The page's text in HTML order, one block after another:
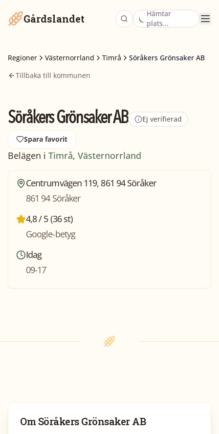
Gårdslandet
Hämtar
plats...
Regioner Västernorrland Timrå
Söråkers Grönsaker AB
Tillbaka till kommunen
Söråkers Grönsaker AB Ej verifierad
Spara favorit
Belägen i Timrå, Västernorrland
Centrumvägen 119, 861 94 Söråker
861 94 Söråker
4,8 / 5 (36 st)
Google-betyg
Idag
09-17
OmSöråkers Grönsaker AB